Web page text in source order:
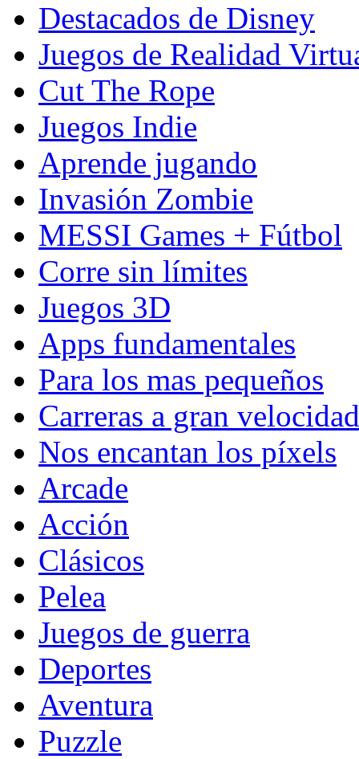
Destacados de Disney
Juegos de Realidad
Cut The Rope
Juegos Indie
Aprende jugando
Invasión Zombie
MESSI Games + Fútbol
Corre sin límites
Juegos 3D
Apps fundamentales
Para los mas pequeños
Carreras a gran velocidad
Nos encantan los píxels
Arcade
Acción
Clásicos
Pelea
Juegos de guerra
Deportes
Aventura
Puzzle